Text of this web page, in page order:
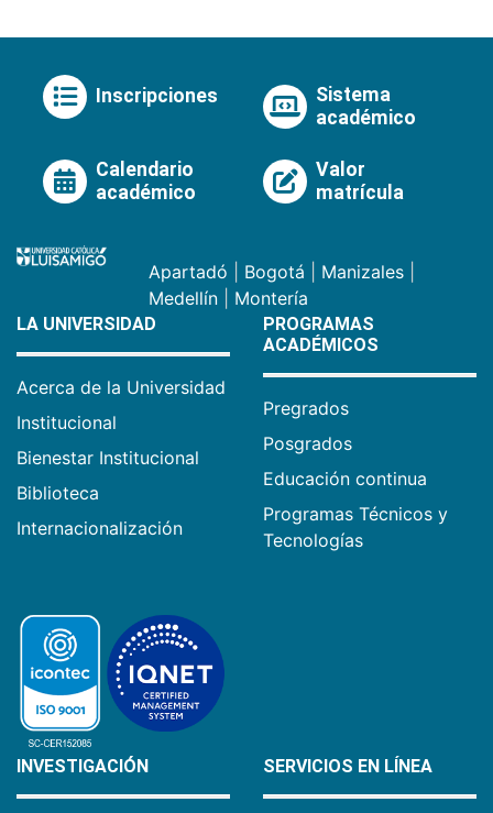
Inscripciones
Sistema
académico
Calendario
académico
Valor
matrícula
Apartadó Bogotá Manizales
Medellín
Montería
LA UNIVERSIDAD
Acerca de la Universidad
Institucional
Bienestar Institucional
Biblioteca
Internacionalización
PROGRAMAS
ACADÉMICOS
Pregrados
Posgrados
Educación continua
Programas Técnicos y
Tecnologías
INVESTIGACIÓN SERVICIOS EN LÍNEA